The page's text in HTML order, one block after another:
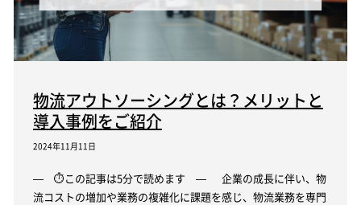
物流アウトソーシングとは？メリットと
導入事例をご紹介
2024年11月11日
— ⏱この記事は5分で読めます — 企業の成長に伴い、物
流コストの増加や業務の複雑化に課題を感じ、物流業務を専門